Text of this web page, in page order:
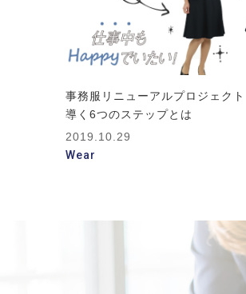
事務服リニューアルプロジェク
導く6つのステップとは
2019.10.29
Wear